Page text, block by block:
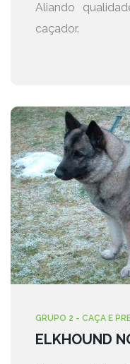
Aliando
caçador.
GRUPO 2 - CAÇA E
ELKHOUND